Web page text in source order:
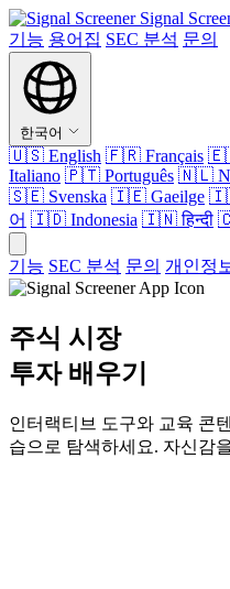
Signal
기능 용어집 SEC 분석 문의
한국어
🇺🇸 English 🇫🇷 Français
Italiano 🇵🇹 Português 🇳🇱
🇸🇪 Svenska 🇮🇪 Gaeilge
어 🇮🇩 Indonesia 🇮🇳हिन्दी
기능 SEC 분석 문의 개인정
주식 시장
투자 배우기
인터랙티브 도구와 교육 콘
습으로 탐색하세요. 자신감